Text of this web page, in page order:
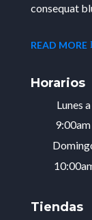
consequat
READ MORE
Horarios
Lunes
Tiendas